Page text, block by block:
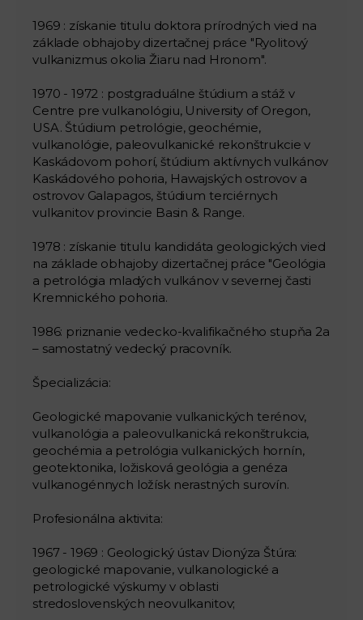
1969 : získanie titulu doktora prírodných vied na
základe obhajoby dizertačnej práce "Ryolitový
vulkanizmus okolia Žiaru nad Hronom".
1970 - 1972 : postgraduálne štúdium a stáž v
Centre pre vulkanológiu, University of Oregon,
USA. Štúdium petrológie, geochémie,
vulkanológie, paleovulkanické rekonštrukcie v
Kaskádovom pohorí, štúdium aktívnych vulkánov
Kaskádového pohoria, Hawajských ostrovov a
ostrovov Galapagos, štúdium terciérnych
vulkanitov provincie Basin & Range.
1978 : získanie titulu kandidáta geologických vied
na základe obhajoby dizertačnej práce "Geológia
a petrológia mladých vulkánov v severnej časti
Kremnického pohoria.
1986: priznanie vedecko-kvalifikačného stupňa 2a
– samostatný vedecký pracovník.
Špecializácia:
Geologické mapovanie vulkanických terénov,
vulkanológia a paleovulkanická rekonštrukcia,
geochémia a petrológia vulkanických hornín,
geotektonika, ložisková geológia a genéza
vulkanogénnych ložísk nerastných surovín.
Profesionálna aktivita:
1967 - 1969 : Geologický ústav Dionýza Štúra:
geologické mapovanie, vulkanologické a
petrologické výskumy v oblasti
stredoslovenských neovulkanitov;